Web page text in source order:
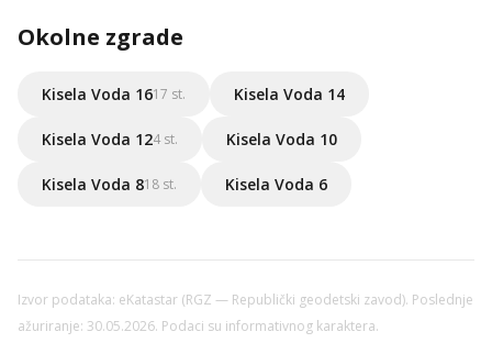
Okolne zgrade
Kisela Voda 1617 st. Kisela Voda 14
Kisela Voda 124 st. Kisela Voda 10
Kisela Voda 818 st. Kisela Voda 6
Izvor podataka: eKatastar (RGZ — Republički geodetski zavod). Poslednje
ažuriranje: 30.05.2026. Podaci su informativnog karaktera.